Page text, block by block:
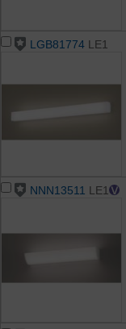
LGB81774 LE1
NNN13511 LE1